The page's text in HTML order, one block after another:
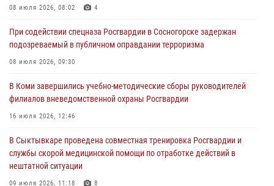
сотрудников вневедомственной охраны Росгвардии
В Сыктывкаре росгвардейцы приняли участие в молебне в рамках
Дня Крещения Руси и Дня святого равноапостольного князя
28 июля 2026, 13:32 8
В Коми за неделю росгвардейцами выявлено более 10
деятельности
26 июля 2026, 06:48
08 июля 2026, 08:02 4
При содействии спецназа Росгвардии в Сосногорске задержан
подозреваемый в публичном оправдании терроризма
08 июля 2026, 09:30
В Коми завершились учебно-методические сборы руководителей
филиалов вневедомственной охраны Росгвардии
16 июля 2026, 12:46
В Сыктывкаре проведена совместная тренировка Росгвардии и
службы скорой медицинской помощи по отработке действий в
нештатной ситуации
09 июля 2026, 11:18 8